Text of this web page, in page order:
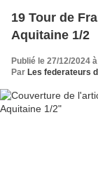
19 Tour de
Aquitaine 1/2
Publié le 27/12/2024
Par Les federateurs